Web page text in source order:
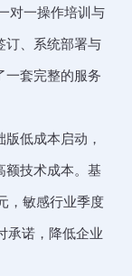
对一操作培训与
订、系统部署与
一套完整的服务
低成本启动，
额技术成本。基
，敏感行业季度
承诺，降低企业